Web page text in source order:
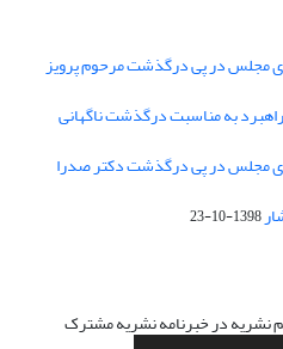
مجلس در پی درگذشت مرحوم پرویز
به مناسبت درگذشت ناگهانی
مجلس در پی درگذشت دکتر صدرا
1398-10-23
نشریه در خبرنامه نشریه مشترک